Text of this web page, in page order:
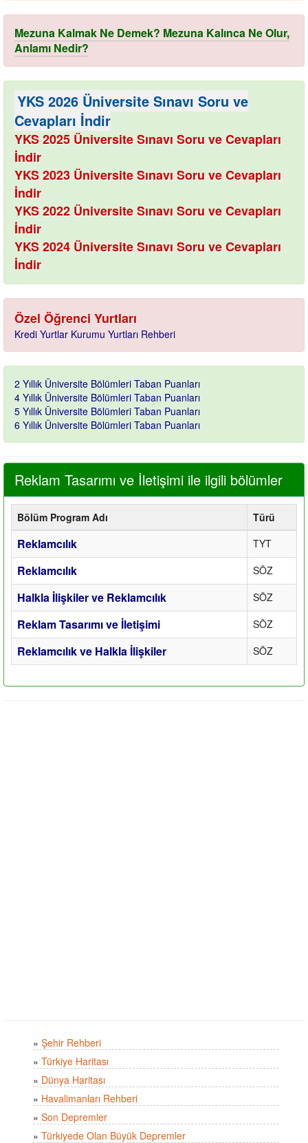
Mezuna Kalmak Ne Demek? Mezuna Kalınca Ne Olur,
Anlamı Nedir?
YKS 2026 Üniversite Sınavı Soru ve
Cevapları İndir
YKS 2025 Üniversite Sınavı Soru ve Cevapları
İndir
YKS 2023 Üniversite Sınavı Soru ve Cevapları
İndir
YKS 2022 Üniversite Sınavı Soru ve Cevapları
İndir
YKS 2024 Üniversite Sınavı Soru ve Cevapları
İndir
Özel Öğrenci Yurtları
Kredi Yurtlar Kurumu Yurtları Rehberi
2 Yıllık Üniversite Bölümleri Taban Puanları
4 Yıllık Üniversite Bölümleri Taban Puanları
5 Yıllık Üniversite Bölümleri Taban Puanları
6 Yıllık Üniversite Bölümleri Taban Puanları
Reklam Tasarımı ve İletişimi ile ilgili bölümler
Bölüm Program Adı Türü
Reklamcılık TYT
Reklamcılık SÖZ
Halkla İlişkiler ve Reklamcılık SÖZ
Reklam Tasarımı ve İletişimi SÖZ
Reklamcılık ve Halkla İlişkiler SÖZ
» Şehir Rehberi
» Türkiye Haritası
» Dünya Haritası
» Havalimanları Rehberi
» Son Depremler
» Türkiyede Olan Büyük Depremler